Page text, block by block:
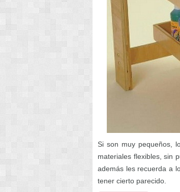
Si son muy pequeños,
materiales flexibles, sin
además les recuerda a
tener cierto parecido.